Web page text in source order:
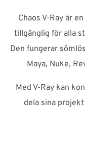
Norge
Suomi UK
Chaos V-Ray är
tillgänglig för alla
Den fungerar
Maya, Nuke,
Med V-Ray kan
dela sina